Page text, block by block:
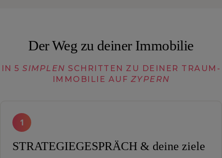
Der Weg zu deiner Immobilie
IN 5SIMPLEN SCHRITTEN ZU DEINER TRAUM-
IMMOBILIE AUF ZYPERN
1
STRATEGIEGESPRÄCH & deine ziele